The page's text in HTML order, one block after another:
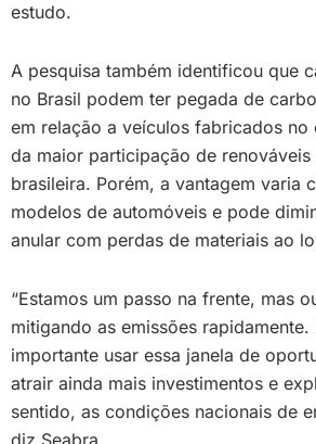
estudo.
A pesquisa também identificou que
no Brasil podem ter pegada de
em relação a veículos fabricados no
da maior participação de renováveis
brasileira. Porém, a vantagem varia
modelos de automóveis e pode
anular com perdas de materiais ao
“Estamos um passo na frente, mas
mitigando as emissões rapidamente.
importante usar essa janela de
atrair ainda mais investimentos e
sentido, as condições nacionais de
diz Seabra.